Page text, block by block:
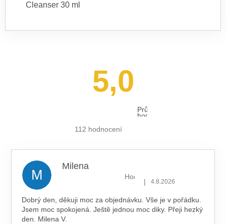
Cleanser 30 ml
5,0
Průměrné
hodnocení
112 hodnocení
M
Milena
Hodnocení obchodu je 5 z 5
| 4.8.2026
Dobrý den, děkuji moc za objednávku. Vše je v pořádku.
Jsem moc spokojená. Ještě jednou moc diky. Přeji hezký
den. Milena V.